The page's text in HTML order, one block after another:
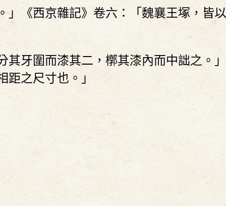
」《西京雜記》卷六：「魏襄王塚，皆以
牙圍而漆其二，槨其漆內而中詘之。」
之尺寸也。」